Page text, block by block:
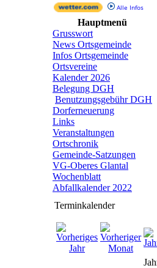
Alle Infos
Hauptmenü
Grusswort
News Ortsgemeinde
Infos Ortsgemeinde
Ortsvereine
Kalender 2026
Belegung DGH
Benutzungsgebühr DGH
Dorferneuerung
Links
Veranstaltungen
Ortschronik
Gemeinde-Satzungen
VG-Oberes Glantal
Wochenblatt
Abfallkalender 2022
Terminkalender